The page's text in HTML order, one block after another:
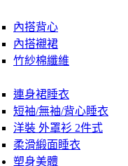
內搭背心
內搭襯裙
竹紗棉纖維
連身裙睡衣
短袖/無袖/背心睡衣
洋裝 外罩衫 2件式
柔滑緞面睡衣
塑身美體